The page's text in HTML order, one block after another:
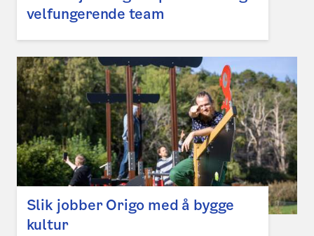
velfungerende team
Slik jobber Origo med å bygge
kultur